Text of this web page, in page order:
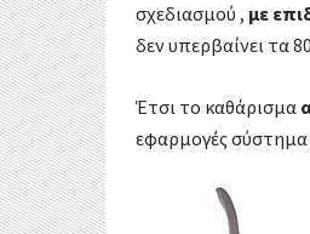
σχεδιασμού , με
δεν υπερβαίνει τα
Έτσι το καθάρισμα
εφαρμογές σύστημα